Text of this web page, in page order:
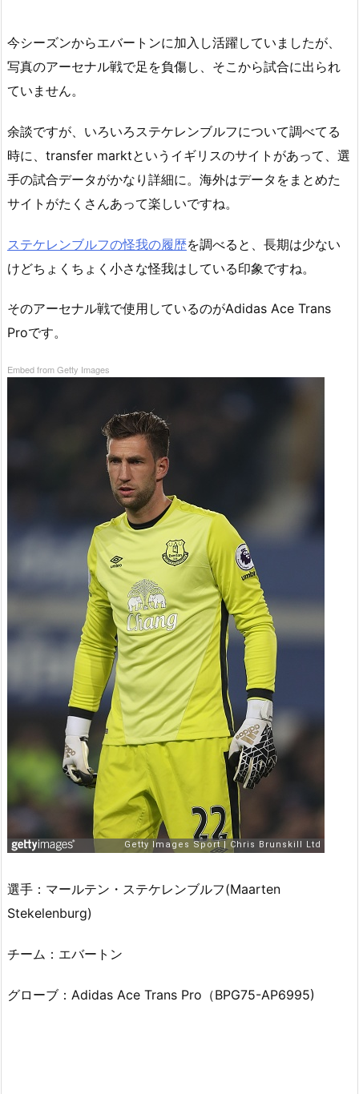
今シーズンからエバートンに加入し活躍していましたが、
写真のアーセナル戦で足を負傷し、そこから試合に出られ
ていません。
余談ですが、いろいろステケレンブルフについて調べてる
時に、transfer marktというイギリスのサイトがあって、選
手の試合データがかなり詳細に。海外はデータをまとめた
サイトがたくさんあって楽しいですね。
ステケレンブルフの怪我の履歴を調べると、長期は少ない
けどちょくちょく小さな怪我はしている印象ですね。
そのアーセナル戦で使用しているのがAdidas Ace Trans
Proです。
Embed from Getty Images
選手：マールテン・ステケレンブルフ(Maarten
Stekelenburg)
チーム：エバートン
グローブ：Adidas Ace Trans Pro（BPG75-AP6995)